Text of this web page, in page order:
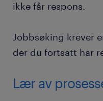
ikke får respons.
Jobbsøking krever
der du fortsatt har
Lær av